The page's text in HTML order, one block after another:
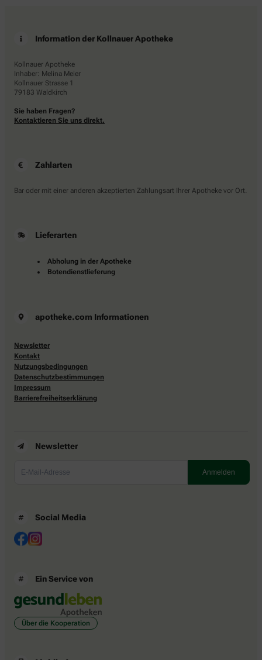
Information der Kollnauer Apotheke
Kollnauer Apotheke
Inhaber: Melina Meier
Kollnauer Strasse 1
79183 Waldkirch
Sie haben Fragen?
Kontaktieren Sie uns direkt.
Zahlarten
Bar oder mit einer anderen akzeptierten Zahlungsart Ihrer Apotheke vor Ort.
Lieferarten
Abholung in der Apotheke
Botendienstlieferung
apotheke.com Informationen
Newsletter
Kontakt
Nutzungsbedingungen
Datenschutzbestimmungen
Impressum
Barrierefreiheitserklärung
Newsletter
Social Media
Ein Service von
Über die Kooperation